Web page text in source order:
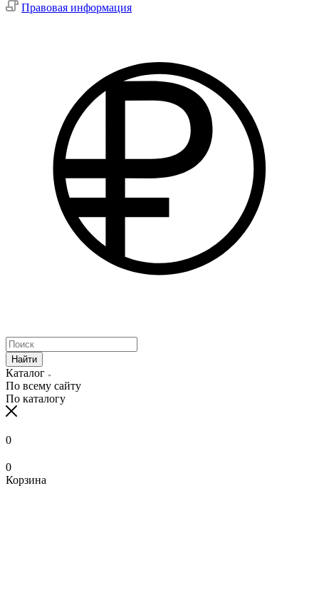
Правовая информация
Найти
Каталог
По всему сайту
По каталогу
0
0
Корзина